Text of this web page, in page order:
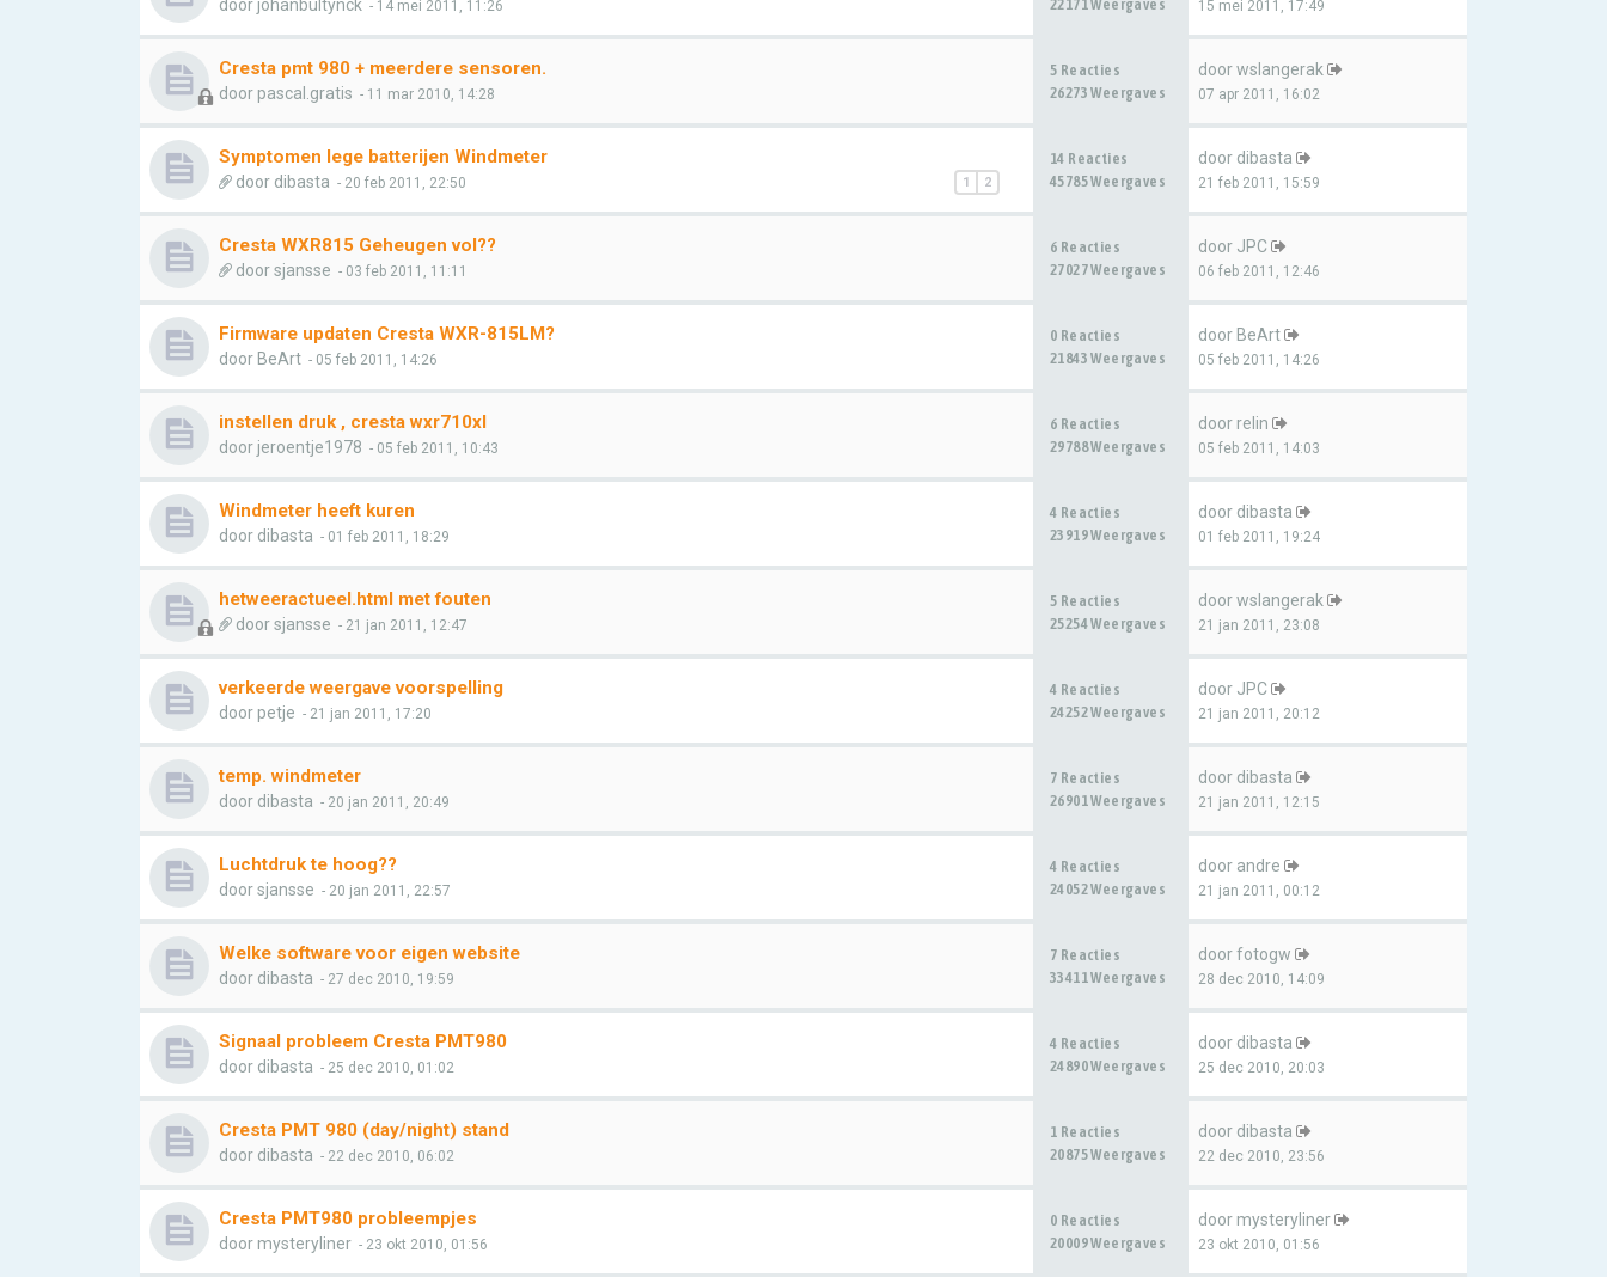
doorjohanbultynck - 14 mei 2011, 11:26
22171 Weergaves
15 mei 2011, 17:49
Cresta pmt 980 + meerdere sensoren.
door pascal.gratis - 11 mar 2010, 14:28
5 Reacties
26273 Weergaves
doorwslangerak
07 apr 2011, 16:02
Symptomen lege batterijen Windmeter
1 2
door dibasta - 20 feb 2011, 22:50
14 Reacties
45785 Weergaves
door dibasta
21 feb 2011, 15:59
Cresta WXR815 Geheugen vol??
doorsjansse - 03 feb 2011, 11:11
6 Reacties
27027 Weergaves
door JPC
06 feb 2011, 12:46
Firmware updaten Cresta WXR-815LM?
door BeArt - 05 feb 2011, 14:26
0 Reacties
21843 Weergaves
door BeArt
05 feb 2011, 14:26
instellen druk , cresta wxr710xl
door jeroentje1978 - 05 feb 2011, 10:43
6 Reacties
29788 Weergaves
door relin
05 feb 2011, 14:03
Windmeter heeft kuren
door dibasta - 01 feb 2011, 18:29
4 Reacties
23919 Weergaves
door dibasta
01 feb 2011, 19:24
hetweeractueel.html met fouten
doorsjansse - 21 jan 2011, 12:47
5 Reacties
25254 Weergaves
doorwslangerak
21 jan 2011, 23:08
verkeerde weergave voorspelling
doorpetje - 21 jan 2011, 17:20
4 Reacties
24252 Weergaves
door JPC
21 jan 2011, 20:12
temp. windmeter
door dibasta - 20 jan 2011, 20:49
7 Reacties
26901 Weergaves
door dibasta
21 jan 2011, 12:15
Luchtdruk te hoog??
doorsjansse - 20 jan 2011, 22:57
4 Reacties
24052 Weergaves
door andre
21 jan 2011, 00:12
Welke software voor eigen website
door dibasta - 27 dec 2010, 19:59
7 Reacties
33411 Weergaves
doorfotogw
28 dec 2010, 14:09
Signaal probleem Cresta PMT980
door dibasta - 25 dec 2010, 01:02
4 Reacties
24890 Weergaves
door dibasta
25 dec 2010, 20:03
Cresta PMT 980 (day/night) stand
door dibasta - 22 dec 2010, 06:02
1 Reacties
20875 Weergaves
door dibasta
22 dec 2010, 23:56
Cresta PMT980 probleempjes
doormysteryliner - 23 okt 2010, 01:56
0 Reacties
20009 Weergaves
doormysteryliner
23 okt 2010, 01:56